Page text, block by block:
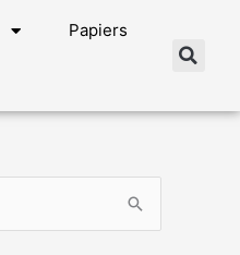
Papiers